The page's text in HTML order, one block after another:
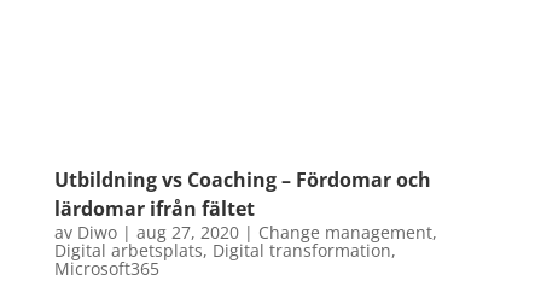
Utbildning vs Coaching – Fördomar och
lärdomar ifrån fältet
av Diwo| aug 27, 2020| Change management,
Digital arbetsplats, Digital transformation,
Microsoft365